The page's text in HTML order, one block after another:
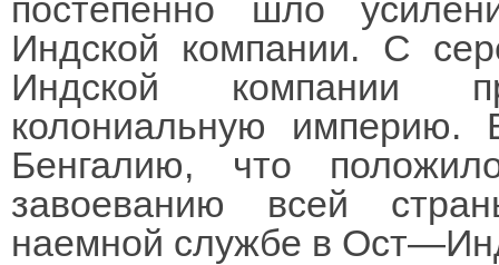
постепенно шло
Индской компании. С
Индской компании
колониальную империю.
Бенгалию, что
завоеванию всей
наемной службе в